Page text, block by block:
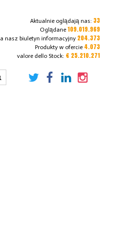
Aktualnie oglądają nas: 33
Oglądane 109.019.969
nasz biuletyn informacyjny 204.373
Produkty w ofercie 4.073
valore dello Stock: € 25.210.271